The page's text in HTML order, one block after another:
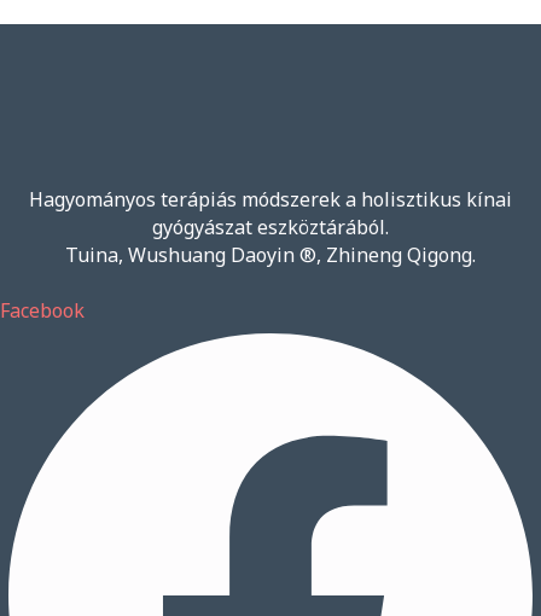
Hagyományos terápiás módszerek a holisztikus kínai
gyógyászat eszköztárából.
Tuina, Wushuang Daoyin ®, Zhineng Qigong.
Facebook